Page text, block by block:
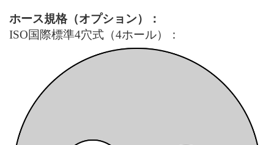
ホース規格（オプション）：
ISO国際標準4穴式（4ホール）：